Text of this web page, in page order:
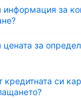
за
за
си